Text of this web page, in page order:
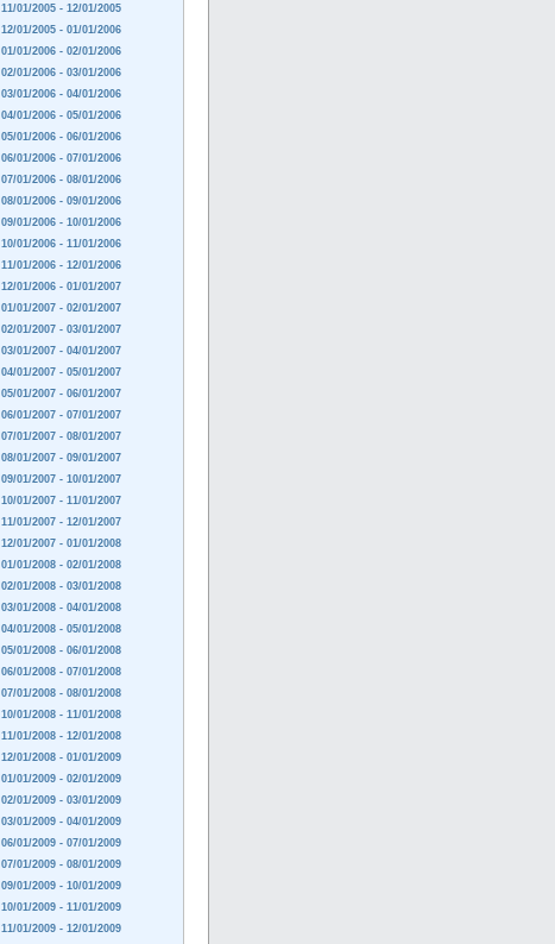
11/01/2005 - 12/01/2005
12/01/2005 - 01/01/2006
01/01/2006 - 02/01/2006
02/01/2006 - 03/01/2006
03/01/2006 - 04/01/2006
04/01/2006 - 05/01/2006
05/01/2006 - 06/01/2006
06/01/2006 - 07/01/2006
07/01/2006 - 08/01/2006
08/01/2006 - 09/01/2006
09/01/2006 - 10/01/2006
10/01/2006 - 11/01/2006
11/01/2006 - 12/01/2006
12/01/2006 - 01/01/2007
01/01/2007 - 02/01/2007
02/01/2007 - 03/01/2007
03/01/2007 - 04/01/2007
04/01/2007 - 05/01/2007
05/01/2007 - 06/01/2007
06/01/2007 - 07/01/2007
07/01/2007 - 08/01/2007
08/01/2007 - 09/01/2007
09/01/2007 - 10/01/2007
10/01/2007 - 11/01/2007
11/01/2007 - 12/01/2007
12/01/2007 - 01/01/2008
01/01/2008 - 02/01/2008
02/01/2008 - 03/01/2008
03/01/2008 - 04/01/2008
04/01/2008 - 05/01/2008
05/01/2008 - 06/01/2008
06/01/2008 - 07/01/2008
07/01/2008 - 08/01/2008
10/01/2008 - 11/01/2008
11/01/2008 - 12/01/2008
12/01/2008 - 01/01/2009
01/01/2009 - 02/01/2009
02/01/2009 - 03/01/2009
03/01/2009 - 04/01/2009
06/01/2009 - 07/01/2009
07/01/2009 - 08/01/2009
09/01/2009 - 10/01/2009
10/01/2009 - 11/01/2009
11/01/2009 - 12/01/2009